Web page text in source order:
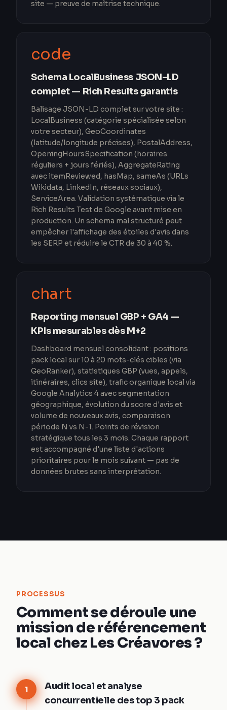
site — preuve de maîtrise technique.
code
Schema LocalBusiness JSON-LD
complet — Rich Results garantis
Balisage JSON-LD complet sur votre site :
LocalBusiness (catégorie spécialisée selon
votre secteur), GeoCoordinates
(latitude/longitude précises), PostalAddress,
OpeningHoursSpecification (horaires
réguliers + jours fériés), AggregateRating
avec itemReviewed, hasMap, sameAs (URLs
Wikidata, LinkedIn, réseaux sociaux),
ServiceArea. Validation systématique via le
Rich Results Test de Google avant mise en
production. Un schema mal structuré peut
empêcher l'affichage des étoiles d'avis dans
les SERP et réduire le CTR de 30 à 40 %.
chart
Reporting mensuel GBP + GA4 —
KPIs mesurables dès M+2
Dashboard mensuel consolidant : positions
pack local sur 10 à 20 mots-clés cibles (via
GeoRanker), statistiques GBP (vues, appels,
itinéraires, clics site), trafic organique local via
Google Analytics 4 avec segmentation
géographique, évolution du score d'avis et
volume de nouveaux avis, comparaison
période N vs N-1. Points de révision
stratégique tous les 3 mois. Chaque rapport
est accompagné d'une liste d'actions
prioritaires pour le mois suivant — pas de
données brutes sans interprétation.
PROCESSUS
Comment se déroule une
mission de référencement
local chez Les Créavores ?
1
Audit local et analyse
concurrentielle des top 3 pack